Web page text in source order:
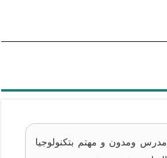
مدرس ومدون و مهتم بتكنولوجيا